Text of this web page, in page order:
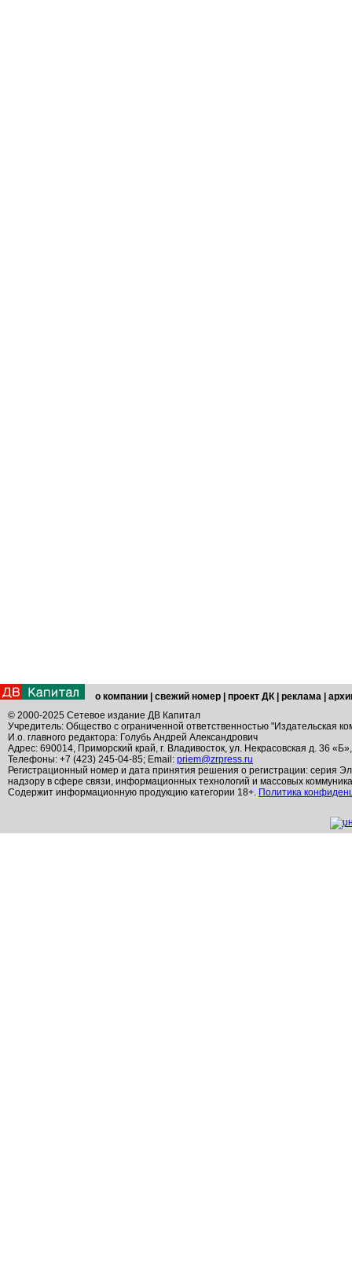
о компании свежий номер проект ДК реклама
© 2000-2025 Сетевое издание ДВ Капитал
Учредитель: Общество с ограниченной ответственностью "Издательская
И.о. главного редактора: Голубь Андрей Александрович
Адрес: 690014, Приморский край, г. Владивосток, ул. Некрасовская д. 36
Телефоны: +7 (423) 245-04-85; Email: priem@zrpress.ru
Регистрационный номер и дата принятия решения о регистрации: серия
надзору в сфере связи, информационных технологий и массовых
Содержит информационную продукцию категории 18+. Политика